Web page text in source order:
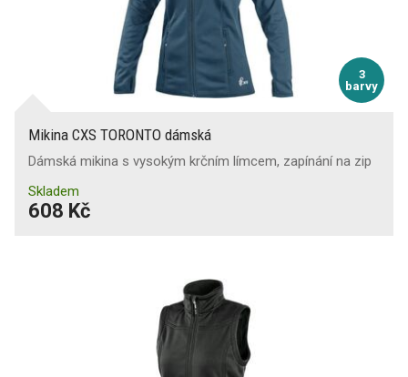
3
barvy
Mikina CXS TORONTO dámská
Dámská mikina s vysokým krčním límcem, zapínání na zip
Skladem
608 Kč